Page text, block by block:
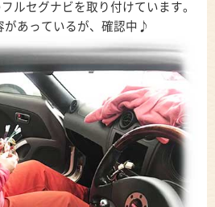
フルセグナビを取り付けています。
があっているが、確認中♪